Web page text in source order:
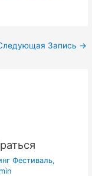
Запись →
Фестиваль,